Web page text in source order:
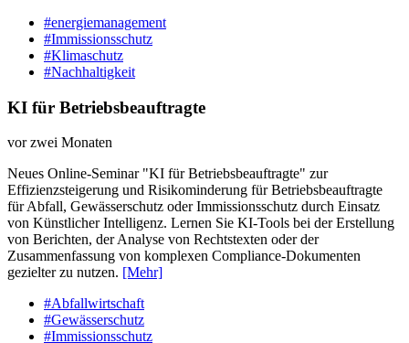
#energiemanagement
#Immissionsschutz
#Klimaschutz
#Nachhaltigkeit
KI für Betriebsbeauftragte
vor zwei Monaten
Neues Online-Seminar "KI für Betriebsbeauftragte" zur
Effizienzsteigerung und Risikominderung für Betriebsbeauftragte
für Abfall, Gewässerschutz oder Immissionsschutz durch Einsatz
von Künstlicher Intelligenz. Lernen Sie KI-Tools bei der Erstellung
von Berichten, der Analyse von Rechtstexten oder der
Zusammenfassung von komplexen Compliance-Dokumenten
gezielter zu nutzen. [Mehr]
#Abfallwirtschaft
#Gewässerschutz
#Immissionsschutz